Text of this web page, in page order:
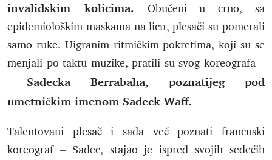
invalidskim kolicima. Obučeni u crno, sa
epidemiološkim maskama na licu, plesači su pomerali
samo ruke. Uigranim ritmičkim pokretima, koji su se
menjali po taktu muzike, pratili su svog koreografa –
Sadecka Berrabaha, poznatijeg pod
umetničkim imenom Sadeck Waff.
Talentovani plesač i sada već poznati francuski
koreograf – Sadec, stajao je ispred svojih sedećih